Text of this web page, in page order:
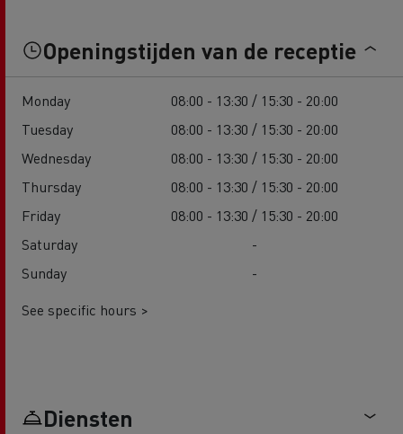
Openingstijden van de receptie
Monday
08:00 - 13:30 / 15:30 - 20:00
Tuesday
08:00 - 13:30 / 15:30 - 20:00
Wednesday
08:00 - 13:30 / 15:30 - 20:00
Thursday
08:00 - 13:30 / 15:30 - 20:00
Friday
08:00 - 13:30 / 15:30 - 20:00
Saturday
-
Sunday
-
See specific hours >
Diensten